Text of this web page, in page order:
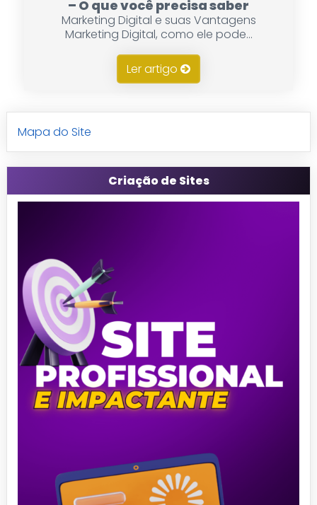
– O que você precisa saber
Marketing Digital e suas Vantagens
Marketing Digital, como ele pode...
Ler artigo
Mapa do Site
Criação de Sites